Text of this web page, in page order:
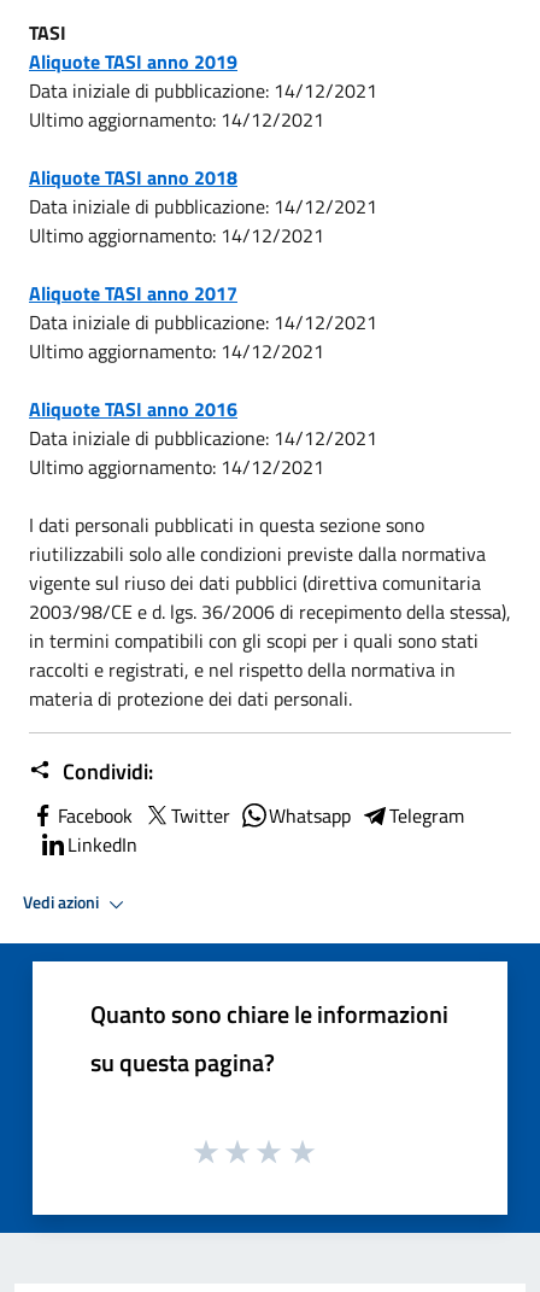
TASI
Aliquote TASI anno 2019
Data iniziale di pubblicazione: 14/12/2021
Ultimo aggiornamento: 14/12/2021
Aliquote TASI anno 2018
Data iniziale di pubblicazione: 14/12/2021
Ultimo aggiornamento: 14/12/2021
Aliquote TASI anno 2017
Data iniziale di pubblicazione: 14/12/2021
Ultimo aggiornamento: 14/12/2021
Aliquote TASI anno 2016
Data iniziale di pubblicazione: 14/12/2021
Ultimo aggiornamento: 14/12/2021
I dati personali pubblicati in questa sezione sono
riutilizzabili solo alle condizioni previste dalla normativa
vigente sul riuso dei dati pubblici (direttiva comunitaria
2003/98/CE e d. lgs. 36/2006 di recepimento della stessa),
in termini compatibili con gli scopi per i quali sono stati
raccolti e registrati, e nel rispetto della normativa in
materia di protezione dei dati personali.
Condividi:
Facebook Twitter Whatsapp
Telegram
LinkedIn
Vedi azioni
Quanto sono chiare le informazioni
su questa pagina?